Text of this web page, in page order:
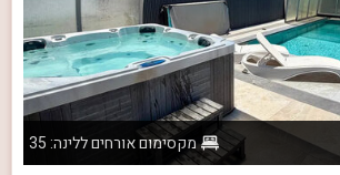
מקסימום אורחים ללינה: 35